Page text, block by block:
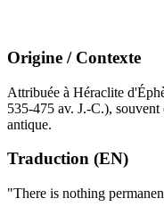
Origine / Contexte
Attribuée à Héraclite
535-475 av. J.-C.),
antique.
Traduction (EN)
"There is nothing